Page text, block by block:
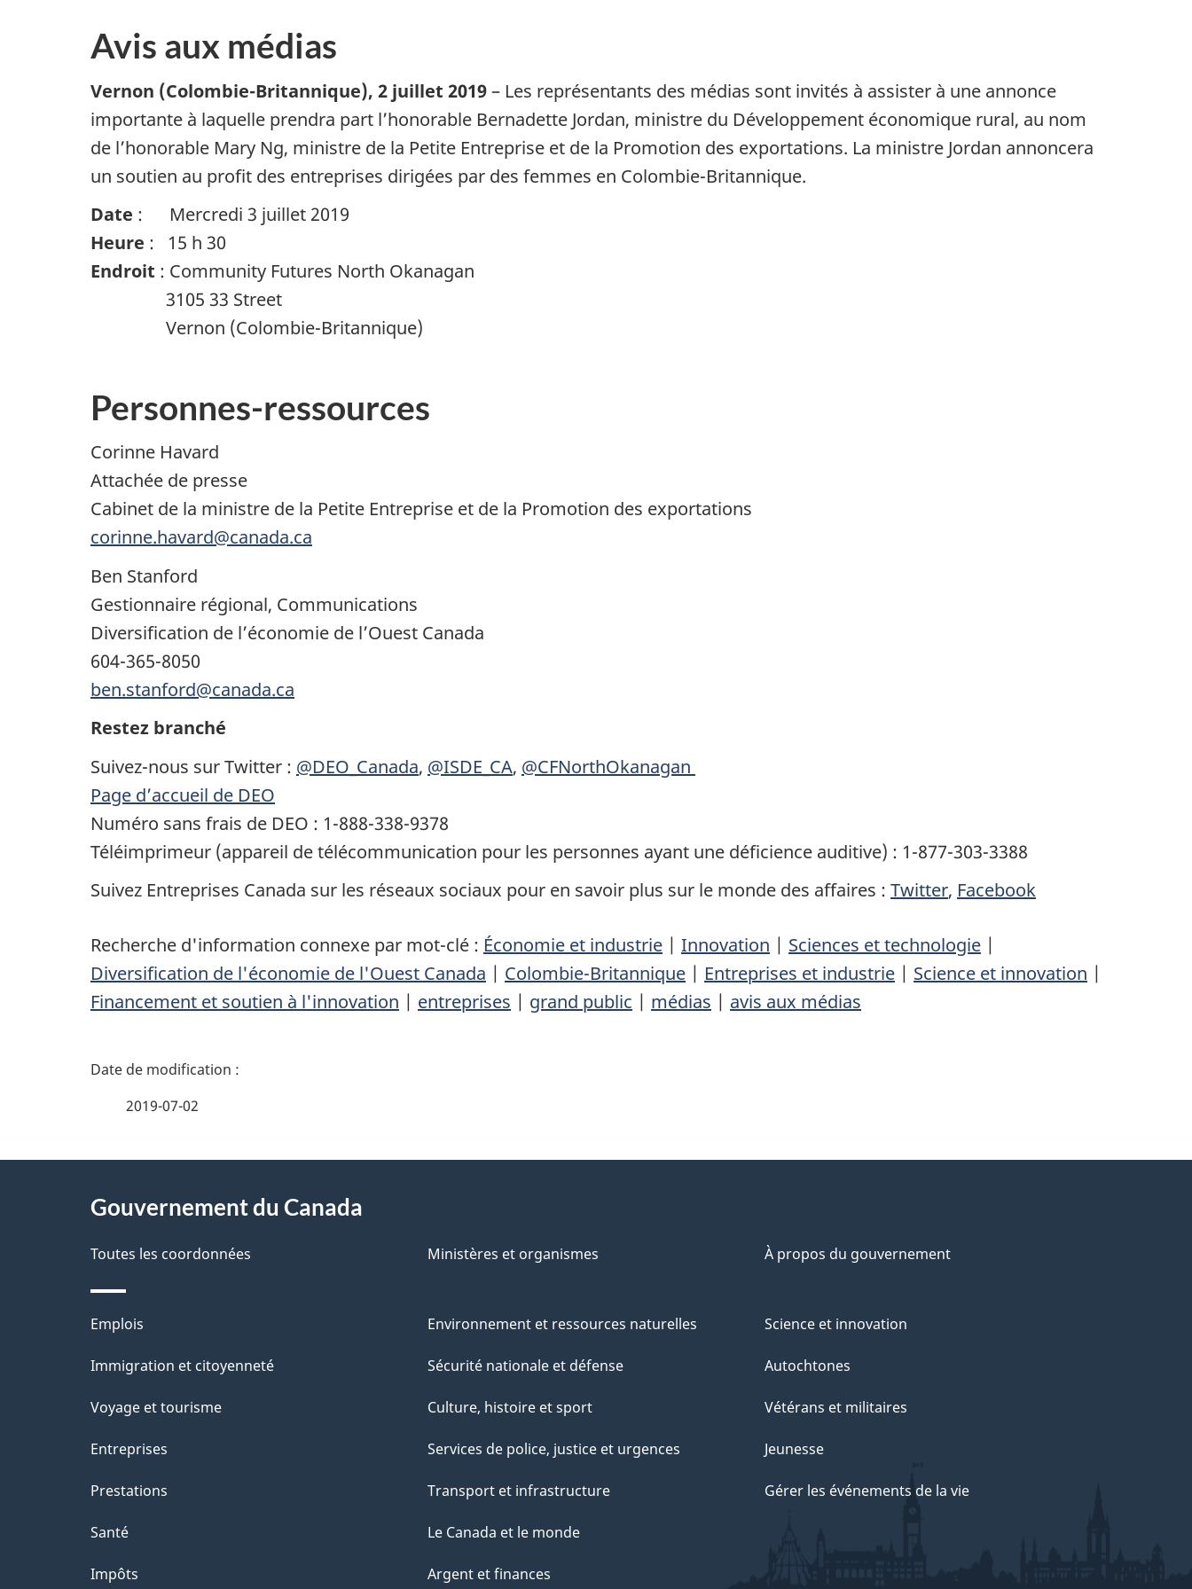
Avis aux médias
Vernon (Colombie-Britannique), 2 juillet 2019– Les représentants des médias sont invités à assister à une annonce
importante à laquelle prendra part l’honorable Bernadette Jordan, ministre du Développement économique rural, au nom
de l’honorable Mary Ng, ministre de la Petite Entreprise et de la Promotion des exportations. La ministre Jordan annoncera
un soutien au profit des entreprises dirigées par des femmes en Colombie-Britannique.
Date : Mercredi 3 juillet 2019
Heure : 15 h 30
Endroit : Community Futures North Okanagan
3105 33 Street
Vernon (Colombie-Britannique)
Personnes-ressources
Corinne Havard
Attachée de presse
Cabinet de la ministre de la Petite Entreprise et de la Promotion des exportations
corinne.havard@canada.ca
Ben Stanford
Gestionnaire régional, Communications
Diversification de l’économie de l’Ouest Canada
604-365-8050
ben.stanford@canada.ca
Restez branché
Suivez-nous sur Twitter : @DEO_Canada, @ISDE_CA, @CFNorthOkanagan
Page d’accueil de DEO
Numéro sans frais de DEO : 1-888-338-9378
Téléimprimeur (appareil de télécommunication pour les personnes ayant une déficience auditive) : 1-877-303-3388
Suivez Entreprises Canada sur les réseaux sociaux pour en savoir plus sur le monde des affaires : Twitter, Facebook
Recherche d'information connexe par mot-clé : Économie et industrie | Innovation | Sciences et technologie |
Diversification de l'économie de l'Ouest Canada | Colombie-Britannique | Entreprises et industrie | Science et innovation |
Financement et soutien à l'innovation | entreprises | grand public | médias | avis aux médias
D
a
s
d
e
l
a
p
a
2019-07-02
proposGouvernement du Canada
Toutes les coordonnées Ministères et organismes À propos du gouvernement
Thèmes
et
Emplois
Immigration et citoyenneté
Voyage et tourisme
Entreprises
Prestations
Santé
Impôts
Environnement et ressources naturelles
Sécurité nationale et défense
Culture, histoire et sport
Services de police, justice et urgences
Transport et infrastructure
Le Canada et le monde
Argent et finances
Science et innovation
Autochtones
Vétérans et militaires
Jeunesse
Gérer les événements de la vie